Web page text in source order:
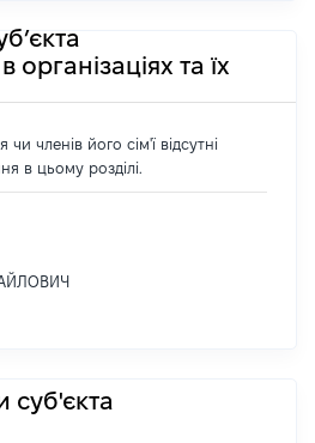
та їх
членів його сім'ї відсутні
в цьому розділі.
суб'єкта